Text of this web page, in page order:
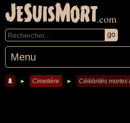
JeSuisMort.com
Menu
► Cimetière ► Célébrités mortes